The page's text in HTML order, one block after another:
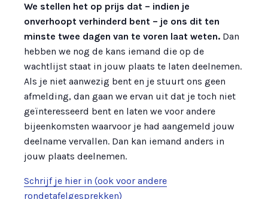
We stellen het op prijs dat – indien je
onverhoopt verhinderd bent – je ons dit ten
minste twee dagen van te voren laat weten. Dan
hebben we nog de kans iemand die op de
wachtlijst staat in jouw plaats te laten deelnemen.
Als je niet aanwezig bent en je stuurt ons geen
afmelding, dan gaan we ervan uit dat je toch niet
geïnteresseerd bent en laten we voor andere
bijeenkomsten waarvoor je had aangemeld jouw
deelname vervallen. Dan kan iemand anders in
jouw plaats deelnemen.
Schrijf je hier in (ook voor andere
rondetafelgesprekken)